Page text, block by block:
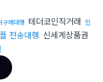
구매대행 테더코인직거래 인
전송대행 신세계상품권